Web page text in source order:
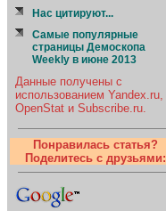
Нас цитируют...
Самые популярные
страницы Демоскопа
Weekly в июне 2013
Данные получены с
использованием Yandex.ru,
OpenStat и Subscribe.ru.
Понравилась статья?
Поделитесь с друзьями: